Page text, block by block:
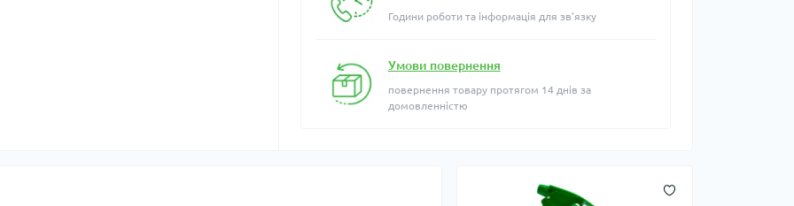
Години роботи та інформація для зв'язку
Умови повернення
повернення товару протягом 14 днів за
домовленністю